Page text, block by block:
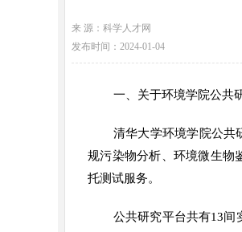
来 源：科学人才网
发布时间：2024-01-04
一、关于环境学院公共
清华大学环境学院公共
规污染物分析、环境微生物
托测试服务。
公共研究平台共有13间